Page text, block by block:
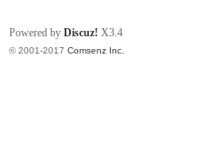
Powered by Discuz! X3.4
© 2001-2017 Comsenz Inc.